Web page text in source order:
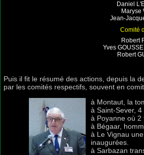
Daniel
Maryse
Jean-
Robert
Yves
Robert
Puis il fit le résumé des actions, depuis la
par les comités respectifs, souvent en
à Montaut, la
à Saint-Sever,
à Poyanne où
à Bégaar,
à Le Vignau
inaugurées.
à Sarbazan